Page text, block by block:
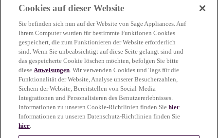
more information)
Cookies auf dieser Website
Sie befinden sich nun auf der Website von Sage Appliances. Auf
Ihrem Computer wurden für bestimmte Funktionen Cookies
gespeichert, die zum Funktionieren der Website erforderlich
sind. Wenn Sie unbeabsichtigt auf diese Seite gelangt sind und
das gespeicherte Cookie löschen möchten, befolgen Sie bitte
dieseAnweisungen. Wir verwenden Cookies und Tags für die
Funktionalität der Website, Analyse unserer Besucherzahlen,
Sichern der Website, Bereitstellen von Social-Media-
Integrationen und Personalisieren des Benutzererlebnisses.
Informationen zu unseren Cookie-Richtlinien finden Siehier.
Informationen zu unseren Datenschutz-Richtlinien finden Sie
hier.